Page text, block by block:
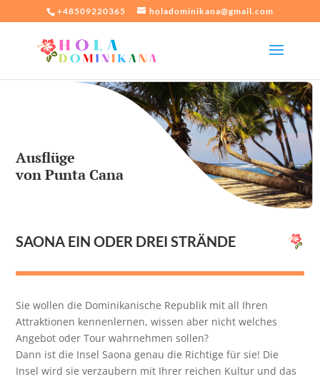
+48509220365 holadominikana@gmail.com
Ausflüge
von Punta Cana
SAONA EIN ODER DREI STRÄNDE
Sie wollen die Dominikanische Republik mit all Ihren
Attraktionen kennenlernen, wissen aber nicht welches
Angebot oder Tour wahrnehmen sollen?
Dann ist die Insel Saona genau die Richtige für sie! Die
Insel wird sie verzaubern mit Ihrer reichen Kultur und das